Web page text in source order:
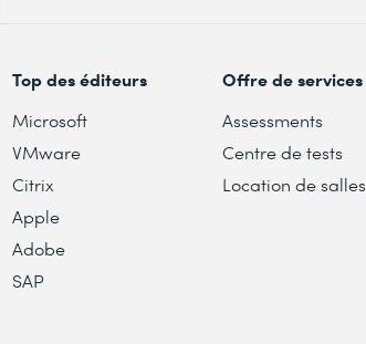
Top des éditeurs
Microsoft
VMware
Citrix
Apple
Adobe
SAP
Offre de services
Assessments
Centre de tests
Location de salles